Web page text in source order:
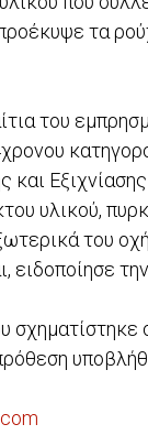
τα
του
και
υλικού,
του
ειδοποίησε
σχηματίστηκε